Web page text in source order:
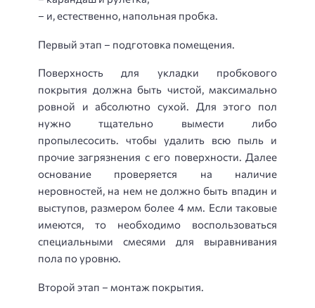
– и, естественно, напольная пробка.
Первый этап – подготовка помещения.
Поверхность для укладки пробкового
покрытия должна быть чистой, максимально
ровной и абсолютно сухой. Для этого пол
нужно тщательно вымести либо
пропылесосить. чтобы удалить всю пыль и
прочие загрязнения с его поверхности. Далее
основание проверяется на наличие
неровностей, на нем не должно быть впадин и
выступов, размером более 4 мм. Если таковые
имеются, то необходимо воспользоваться
специальными смесями для выравнивания
пола по уровню.
Второй этап – монтаж покрытия.